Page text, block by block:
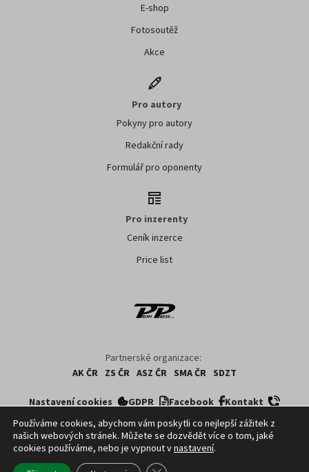
E-shop
Fotosoutěž
Akce
Pro autory
Pokyny pro autory
Redakční rady
Formulář pro oponenty
Pro inzerenty
Ceník inzerce
Price list
Partnerské organizace:
AK ČR
ZS ČR ASZ ČR SMA ČR SDZT
Nastavení cookies GDPR Facebook Kontakt
Copyright ©2026 ČTK. Profi Press, s.r.o. využívá zpravodajství z databází ČTK,
jejichž obsah je chráněn autorským zákonem. Přepis, šíření či další
zpřístupňování tohoto obsahu či jeho části veřejnosti, a to jakýmkoliv způsobem,
Používáme cookies, abychom vám poskytli co nejlepší zážitek z
našich webových stránek. Můžete se dozvědět více o tom, jaké
cookies používáme, nebo je vypnout vnastavení.